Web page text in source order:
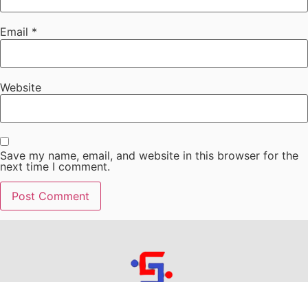
Email *
Website
Save my name, email, and website in this browser for the
next time I comment.